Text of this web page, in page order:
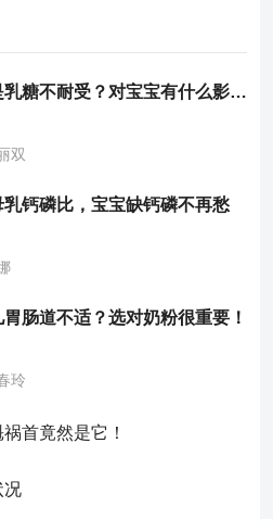
什么是乳糖不耐受？对宝宝有什么影响？
双
乳钙磷比，宝宝缺钙磷不再愁
胃肠道不适？选对奶粉很重要！
玲
首竟然是它！
况